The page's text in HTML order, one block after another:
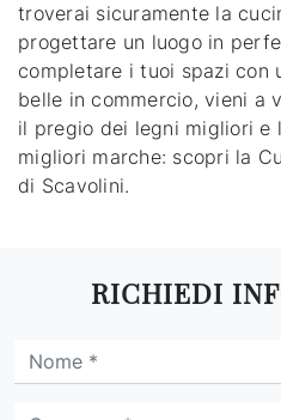
troverai sicuramente la
progettare un luogo in
completare i tuoi spazi con
belle in commercio, vieni a
il pregio dei legni migliori e
migliori marche: scopri la
di Scavolini.
RICHIEDI